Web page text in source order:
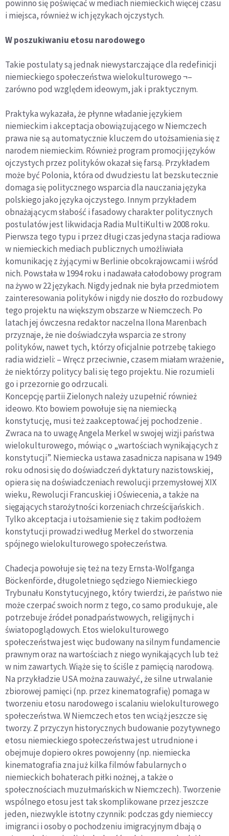
powinno się poświęcać w mediach niemieckich więcej czasu
i miejsca, również w ich językach ojczystych.
W poszukiwaniu etosu narodowego
Takie postulaty są jednak niewystarczające dla redefinicji
niemieckiego społeczeństwa wielokulturowego ¬–
zarówno pod względem ideowym, jak i praktycznym.
Praktyka wykazała, że płynne władanie językiem
niemieckim i akceptacja obowiązującego w Niemczech
prawa nie są automatycznie kluczem do utożsamienia się z
narodem niemieckim. Również program promocji języków
ojczystych przez polityków okazał się farsą. Przykładem
może być Polonia, która od dwudziestu lat bezskutecznie
domaga się politycznego wsparcia dla nauczania języka
polskiego jako języka ojczystego. Innym przykładem
obnażającycm słabość i fasadowy charakter politycznych
postulatów jest likwidacja Radia MultiKulti w 2008 roku.
Pierwsza tego typu i przez długi czas jedyna stacja radiowa
w niemieckich mediach publicznych umożliwiała
komunikację z żyjącymi w Berlinie obcokrajowcami i wśród
nich. Powstała w 1994 roku i nadawała całodobowy program
na żywo w 22 językach. Nigdy jednak nie była przedmiotem
zainteresowania polityków i nigdy nie doszło do rozbudowy
tego projektu na większym obszarze w Niemczech. Po
latach jej ówczesna redaktor naczelna Ilona Marenbach
przyznaje, że nie doświadczyła wsparcia ze strony
polityków, nawet tych, którzy oficjalnie potrzebę takiego
radia widzieli: – Wręcz przeciwnie, czasem miałam wrażenie,
że niektórzy politycy bali się tego projektu. Nie rozumieli
go i przezornie go odrzucali.
Koncepcję partii Zielonych należy uzupełnić również
ideowo. Kto bowiem powołuje się na niemiecką
konstytucję, musi też zaakceptować jej pochodzenie .
Zwraca na to uwagę Angela Merkel w swojej wizji państwa
wielokulturowego, mówiąc o „wartościach wynikających z
konstytucji”. Niemiecka ustawa zasadnicza napisana w 1949
roku odnosi się do doświadczeń dyktatury nazistowskiej,
opiera się na doświadczeniach rewolucji przemysłowej XIX
wieku, Rewolucji Francuskiej i Oświecenia, a także na
sięgających starożytności korzeniach chrześcijańskich .
Tylko akceptacja i utożsamienie się z takim podłożem
konstytucji prowadzi według Merkel do stworzenia
spójnego wielokulturowego społeczeństwa.
Chadecja powołuje się też na tezy Ernsta-Wolfganga
Böckenförde, długoletniego sędziego Niemieckiego
Trybunału Konstytucyjnego, który twierdzi, że państwo nie
może czerpać swoich norm z tego, co samo produkuje, ale
potrzebuje źródeł ponadpaństwowych, religijnych i
światopoglądowych. Etos wielokulturowego
społeczeństwa jest więc budowany na silnym fundamencie
prawnym oraz na wartościach z niego wynikających lub też
w nim zawartych. Wiąże się to ściśle z pamięcią narodową.
Na przykładzie USA można zauważyć, że silne utrwalanie
zbiorowej pamięci (np. przez kinematografię) pomaga w
tworzeniu etosu narodowego i scalaniu wielokulturowego
społeczeństwa. W Niemczech etos ten wciąż jeszcze się
tworzy. Z przyczyn historycznych budowanie pozytywnego
etosu niemieckiego społeczeństwa jest utrudnione i
obejmuje dopiero okres powojenny (np. niemiecka
kinematografia zna już kilka filmów fabularnych o
niemieckich bohaterach piłki nożnej, a także o
społecznościach muzułmańskich w Niemczech). Tworzenie
wspólnego etosu jest tak skomplikowane przez jeszcze
jeden, niezwykle istotny czynnik: podczas gdy niemieccy
imigranci i osoby o pochodzeniu imigracyjnym dbają o